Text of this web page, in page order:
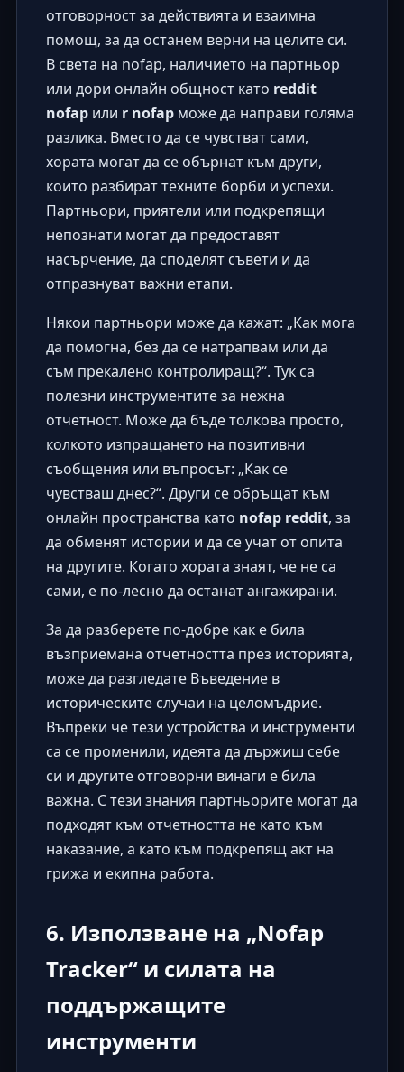
отговорност за действията и взаимна
помощ, за да останем верни на целите си.
В света на nofap, наличието на партньор
или дори онлайн общност като reddit
nofapили r nofapможе да направи голяма
разлика. Вместо да се чувстват сами,
хората могат да се обърнат към други,
които разбират техните борби и успехи.
Партньори, приятели или подкрепящи
непознати могат да предоставят
насърчение, да споделят съвети и да
отпразнуват важни етапи.
Някои партньори може да кажат: „Как мога
да помогна, без да се натрапвам или да
съм прекалено контролиращ?“. Тук са
полезни инструментите за нежна
отчетност. Може да бъде толкова просто,
колкото изпращането на позитивни
съобщения или въпросът: „Как се
чувстваш днес?“. Други се обръщат към
онлайн пространства като nofap reddit, за
да обменят истории и да се учат от опита
на другите. Когато хората знаят, че не са
сами, е по-лесно да останат ангажирани.
За да разберете по-добре как е била
възприемана отчетността през историята,
може да разгледате Въведение в
историческите случаи на целомъдрие.
Въпреки че тези устройства и инструменти
са се променили, идеята да държиш себе
си и другите отговорни винаги е била
важна. С тези знания партньорите могат да
подходят към отчетността не като към
наказание, а като към подкрепящ акт на
грижа и екипна работа.
6. Използване на „Nofap
Tracker“ и силата на
поддържащите
инструменти